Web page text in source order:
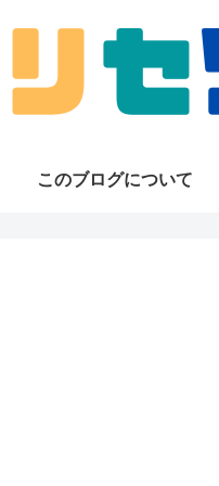
このブログについて